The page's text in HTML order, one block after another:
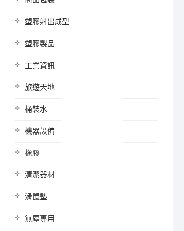
塑膠射出成型
塑膠製品
工業資訊
旅遊天地
桶裝水
機器設備
橡膠
清潔器材
滑鼠墊
無塵專用